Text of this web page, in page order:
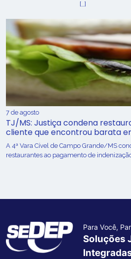
[…]
7 de agosto
TJ/MS: Justiça condena
cliente que encontrou barata
A 4ª Vara Cível de Campo Grande/MS
restaurantes ao pagamento de
Para Você,
Soluções